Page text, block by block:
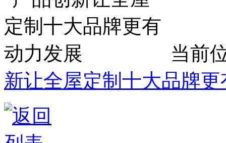
当前
新让全屋定制十大品牌